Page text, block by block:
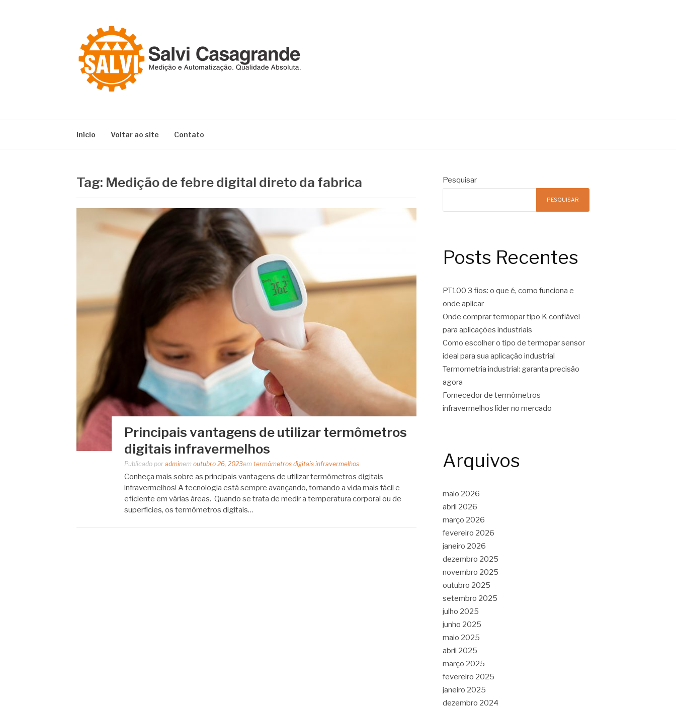
Início Voltar ao site Contato
Tag: Medição de febre digital direto da fabrica
Principais vantagens de utilizar termômetros
digitais infravermelhos
Publicado por adminem outubro 26, 2023em termômetros digitais infravermelhos
Conheça mais sobre as principais vantagens de utilizar termômetros digitais
infravermelhos! A tecnologia está sempre avançando, tornando a vida mais fácil e
eficiente em várias áreas. Quando se trata de medir a temperatura corporal ou de
superfícies, os termômetros digitais…
Pesquisar
PESQUISAR
Posts Recentes
PT100 3 fios: o que é, como funciona e
onde aplicar
Onde comprar termopar tipo K confiável
para aplicações industriais
Como escolher o tipo de termopar sensor
ideal para sua aplicação industrial
Termometria industrial: garanta precisão
agora
Fornecedor de termômetros
infravermelhos líder no mercado
Arquivos
maio 2026
abril 2026
março 2026
fevereiro 2026
janeiro 2026
dezembro 2025
novembro 2025
outubro 2025
setembro 2025
julho 2025
junho 2025
maio 2025
abril 2025
março 2025
fevereiro 2025
janeiro 2025
dezembro 2024